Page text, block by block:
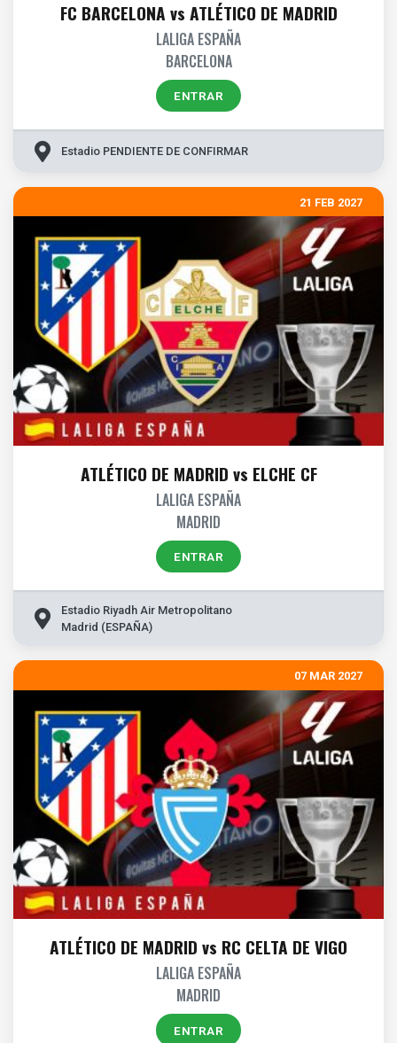
FC BARCELONA vs ATLÉTICO DE MADRID
LALIGA ESPAÑA
BARCELONA
ENTRAR
Estadio PENDIENTE DE CONFIRMAR
21 FEB 2027
ATLÉTICO DE MADRID vs ELCHE CF
LALIGA ESPAÑA
MADRID
ENTRAR
Estadio Riyadh Air Metropolitano
Madrid (ESPAÑA)
07 MAR 2027
ATLÉTICO DE MADRID vs RC CELTA DE VIGO
LALIGA ESPAÑA
MADRID
ENTRAR